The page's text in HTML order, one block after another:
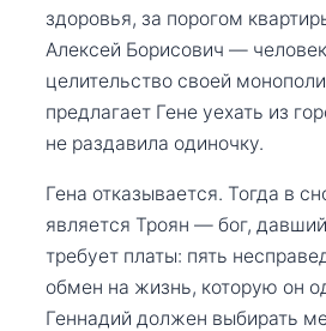
здоровья, за порогом
Алексей Борисович —
целительство своей
предлагает Гене уехать из
не раздавила одиночку.
Гена отказывается. Тогда в
является Троян — бог,
требует платы: пять
обмен на жизнь, которую он
Геннадий должен выбирать